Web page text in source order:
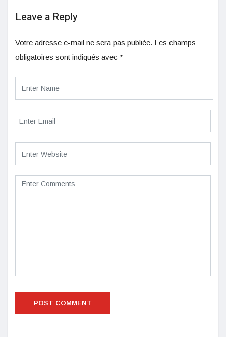
Leave a Reply
Votre adresse e-mail ne sera pas publiée. Les champs
obligatoires sont indiqués avec *